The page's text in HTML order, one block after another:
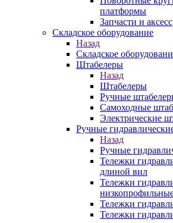
платформы
Запчасти и
Складское оборудование
Назад
Складское
Штабелеры
Назад
Штабелеры
Ручные
Самоходные
Электрические
Ручные
Назад
Ручные
Тележки
длиной вил
Тележки
Тележки
Тележки